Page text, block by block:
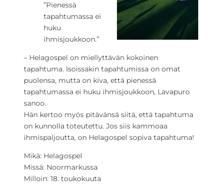
”Pienessä
tapahtumassa ei
huku
ihmisjoukkoon.”
– Helagospel on miellyttävän kokoinen
tapahtuma. Isoissakin tapahtumissa on omat
puolensa, mutta on kiva, että pienessä
tapahtumassa ei huku ihmisjoukkoon, Lavapuro
sanoo.
Hän kertoo myös pitävänsä siitä, että tapahtuma
on kunnolla toteutettu. Jos siis kammoaa
ihmispaljoutta, on Helagospel sopiva tapahtuma!
Mikä: Helagospel
Missä: Noormarkussa
Milloin: 18. toukokuuta